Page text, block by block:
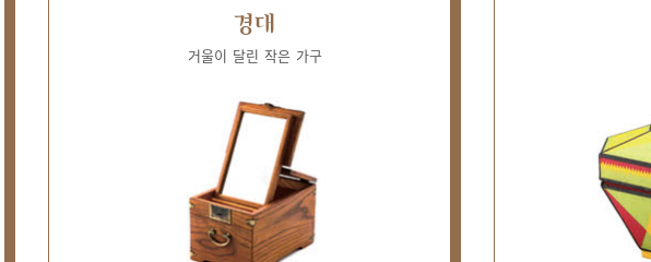
경대
거울이 달린 작은 가구